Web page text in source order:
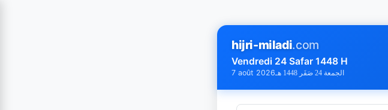
hijri-miladi.com
Vendredi 24 Safar 1448 H
7 août 2026 الجمعة 24 صَفَر 1448 هـ